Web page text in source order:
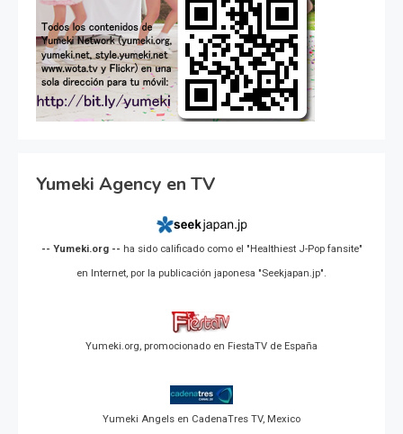
Yumeki Agency en TV
-- Yumeki.org -- ha sido calificado como el "Healthiest J-Pop fansite"
en Internet, por la publicación japonesa "Seekjapan.jp".
Yumeki.org, promocionado en FiestaTV de España
Yumeki Angels en CadenaTres TV, Mexico